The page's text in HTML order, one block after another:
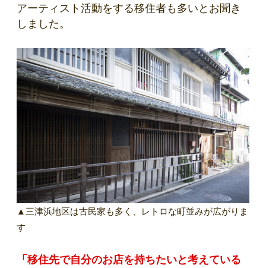
アーティスト活動をする移住者も多いとお聞き
しました。
▲三津浜地区は古民家も多く、レトロな町並みが広がりま
す
「移住先で自分のお店を持ちたいと考えている